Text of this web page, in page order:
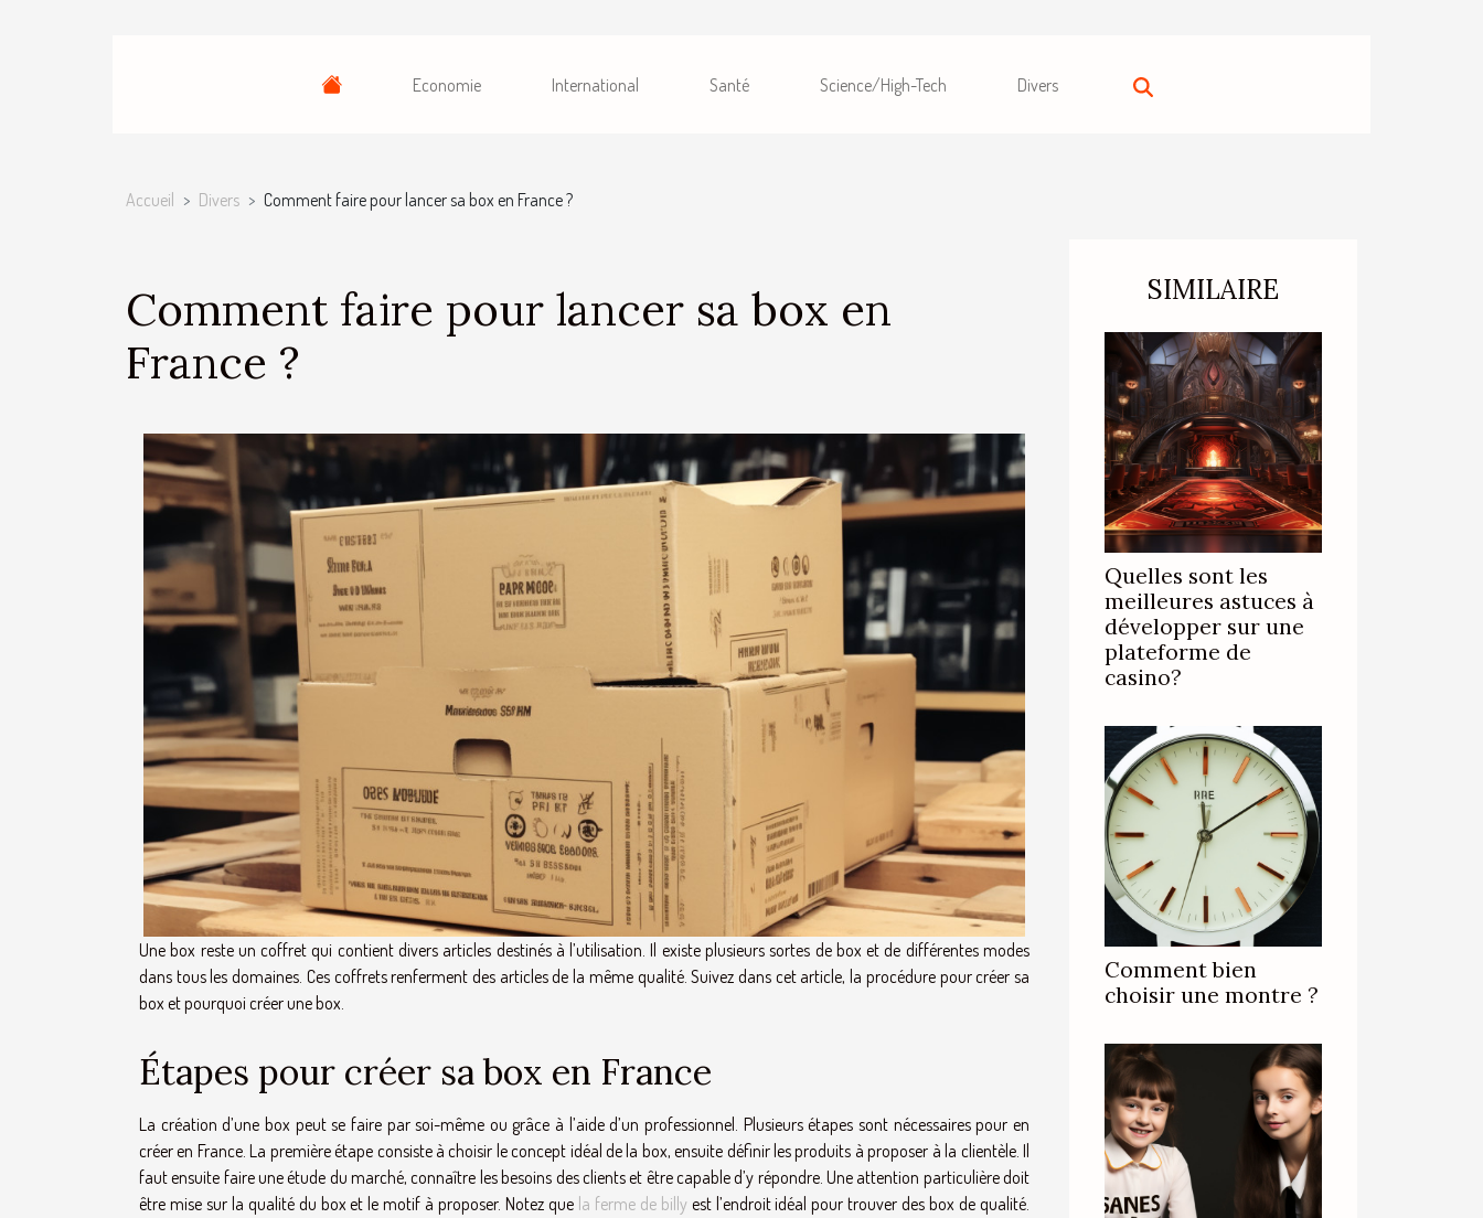
Economie International Santé Science/High-Tech Divers
Accueil Divers Comment faire pour lancer sa box en France ?
Comment faire pour lancer sa box en
France ?
Une box reste un coffret qui contient divers articles destinés à l’utilisation. Il existe plusieurs sortes de box et de différentes modes
dans tous les domaines. Ces coffrets renferment des articles de la même qualité. Suivez dans cet article, la procédure pour créer sa
box et pourquoi créer une box.
Étapes pour créer sa box en France
La création d’une box peut se faire par soi-même ou grâce à l’aide d’un professionnel. Plusieurs étapes sont nécessaires pour en
créer en France. La première étape consiste à choisir le concept idéal de la box, ensuite définir les produits à proposer à la clientèle. Il
faut ensuite faire une étude du marché, connaître les besoins des clients et être capable d’y répondre. Une attention particulière doit
être mise sur la qualité du box et le motif à proposer. Notez que la ferme de billyest l’endroit idéal pour trouver des box de qualité.
SIMILAIRE
Quelles sont les
meilleures astuces à
développer sur une
plateforme de
casino?
Comment bien
choisir une montre ?